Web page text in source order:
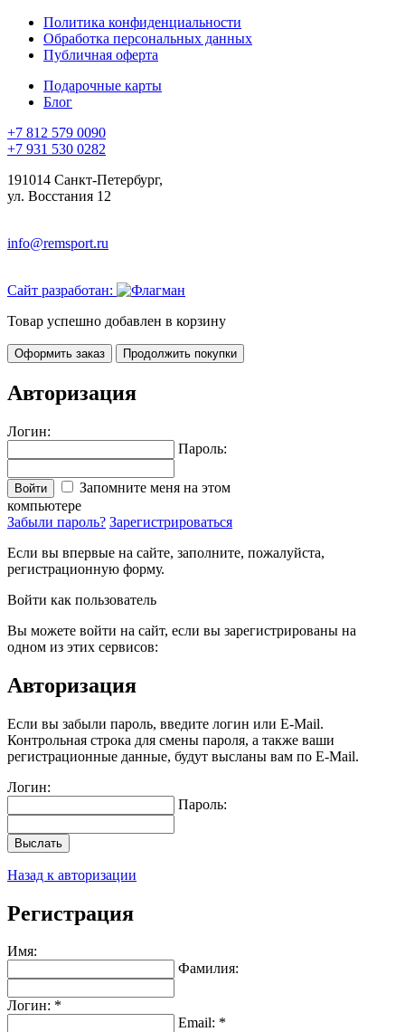
Политика конфиденциальности
Обработка персональных данных
Публичная оферта
Подарочные карты
Блог
+7 812 579 0090
+7 931 530 0282
191014 Санкт-Петербург,
ул. Восстания 12
info@remsport.ru
Сайт разработан:
Товар успешно добавлен в корзину
Оформить заказ Продолжить покупки
Авторизация
Логин:
Пароль:
Войти
Запомните меня на этом
компьютере
Забыли пароль? Зарегистрироваться
Если вы впервые на сайте, заполните, пожалуйста,
регистрационную форму.
Войти как пользователь
Вы можете войти на сайт, если вы зарегистрированы на
одном из этих сервисов:
Авторизация
Если вы забыли пароль, введите логин или E-Mail.
Контрольная строка для смены пароля, а также ваши
регистрационные данные, будут высланы вам по E-Mail.
Логин:
Пароль:
Выслать
Назад к авторизации
Регистрация
Имя:
Фамилия:
Логин: *
Email: *